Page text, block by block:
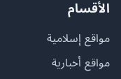
الأقسام
مواقع إسلامية
مواقع أخبارية